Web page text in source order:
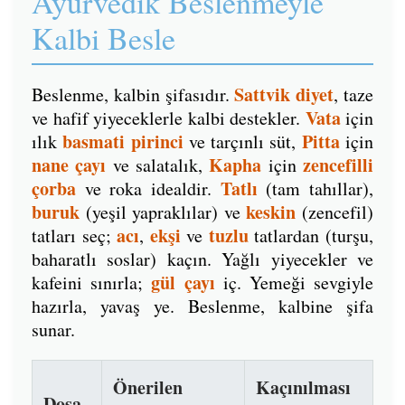
Kalbi Besle
Beslenme, kalbin şifasıdır.Sattvik diyet, taze
ve hafif yiyeceklerle kalbi destekler. Vataiçin
ılıkbasmati pirinci ve tarçınlı süt, Pittaiçin
nane çayı ve salatalık,Kapha içinzencefilli
çorba ve roka idealdir. Tatlı (tam tahıllar),
buruk (yeşil yapraklılar) vekeskin (zencefil)
tatları seç;acı, ekşi ve tuzlutatlardan (turşu,
baharatlı soslar) kaçın. Yağlı yiyecekler ve
kafeini sınırla;gül çayı iç. Yemeği sevgiyle
hazırla, yavaş ye. Beslenme, kalbine şifa
sunar.
Önerilen Kaçınılması